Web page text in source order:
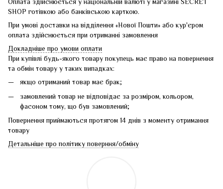
Оплата здійснюється у національній валюті у магазині SECRET
SHOP готівкою або банківською карткою.
При умові доставки на відділення «Нової Пошти» або кур'єром
оплата здійснюється при отриманні замовлення
Докладніше про умови оплати
При купівлі будь-якого товару покупець має право на повернення
та обмін товару у таких випадках:
якщо отриманий товар має брак;
замовлений товар не відповідає за розміром, кольором,
фасоном тому, що був замовлений;
Повернення приймаються протягом 14 днів з моменту отримання
товару
Детальніше про політику поверння/обміну